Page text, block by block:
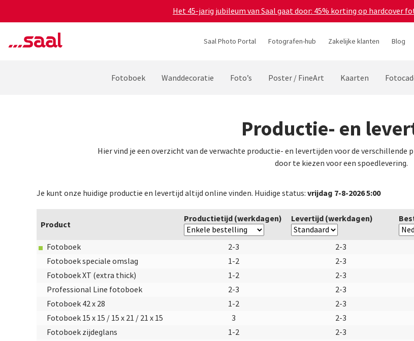
Het 45-jarig jubileum van Saal gaat door: 45% korting op hardcover
Saal Photo Portal Fotografen-hub Zakelijke klanten Blog
Fotoboek Wanddecoratie Foto’s Poster / FineArt Kaarten
Productie- en
Hier vind je een overzicht van de verwachte productie- en levertijden voor de
door te kiezen voor een spoedlevering.
Je kunt onze huidige productie en levertijd altijd online vinden. Huidige status: vrijdag 7-8-2026 5:00
Product
Productietijd (werkdagen) Levertijd (werkdagen)
Fotoboek 2-3 2-3
Fotoboek speciale omslag
1-2 2-3
Fotoboek XT (extra thick)
1-2 2-3
Professional Line fotoboek
2-3 2-3
Fotoboek 42 x 28
1-2 2-3
Fotoboek 15 x 15 / 15 x 21 / 21 x 15
3 2-3
Fotoboek zijdeglans
1-2 2-3